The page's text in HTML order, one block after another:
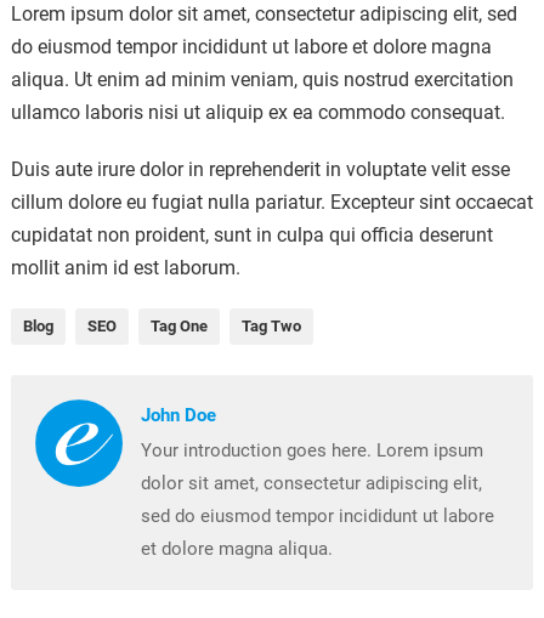
Lorem ipsum dolor sit amet, consectetur adipiscing elit, sed
do eiusmod tempor incididunt ut labore et dolore magna
aliqua. Ut enim ad minim veniam, quis nostrud exercitation
ullamco laboris nisi ut aliquip ex ea commodo consequat.
Duis aute irure dolor in reprehenderit in voluptate velit esse
cillum dolore eu fugiat nulla pariatur. Excepteur sint occaecat
cupidatat non proident, sunt in culpa qui officia deserunt
mollit anim id est laborum.
Blog SEO Tag One Tag Two
John Doe
Your introduction goes here. Lorem ipsum
dolor sit amet, consectetur adipiscing elit,
sed do eiusmod tempor incididunt ut labore
et dolore magna aliqua.